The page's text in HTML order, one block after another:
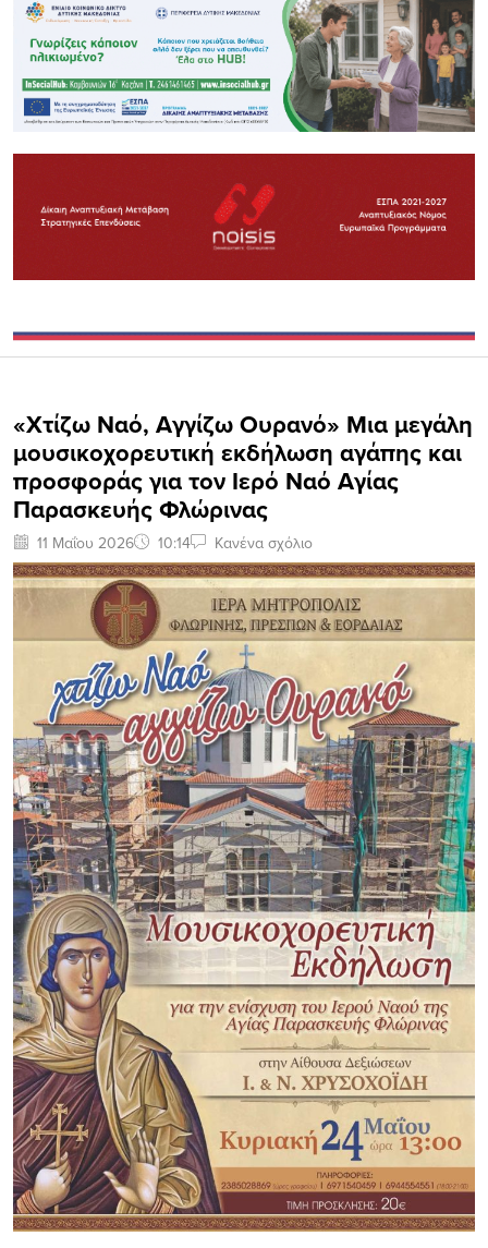
«Χτίζω Ναό, Αγγίζω Ουρανό» Μια μεγάλη
μουσικοχορευτική εκδήλωση αγάπης και
προσφοράς για τον Ιερό Ναό Αγίας
Παρασκευής Φλώρινας
11 Μαΐου 2026 10:14 Κανένα σχόλιο